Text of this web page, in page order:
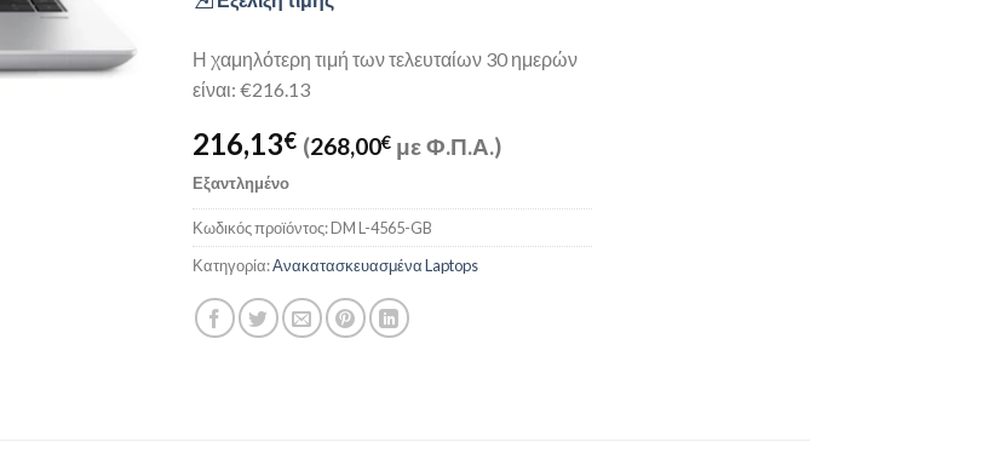
Η χαμηλότερη τιμή των τελευταίων 30 ημερών
είναι: €216.13
216,13€ (268,00€ με Φ.Π.Α.)
Εξαντλημένο
Κωδικός προϊόντος:DM L-4565-GB
Κατηγορία:Ανακατασκευασμένα Laptops